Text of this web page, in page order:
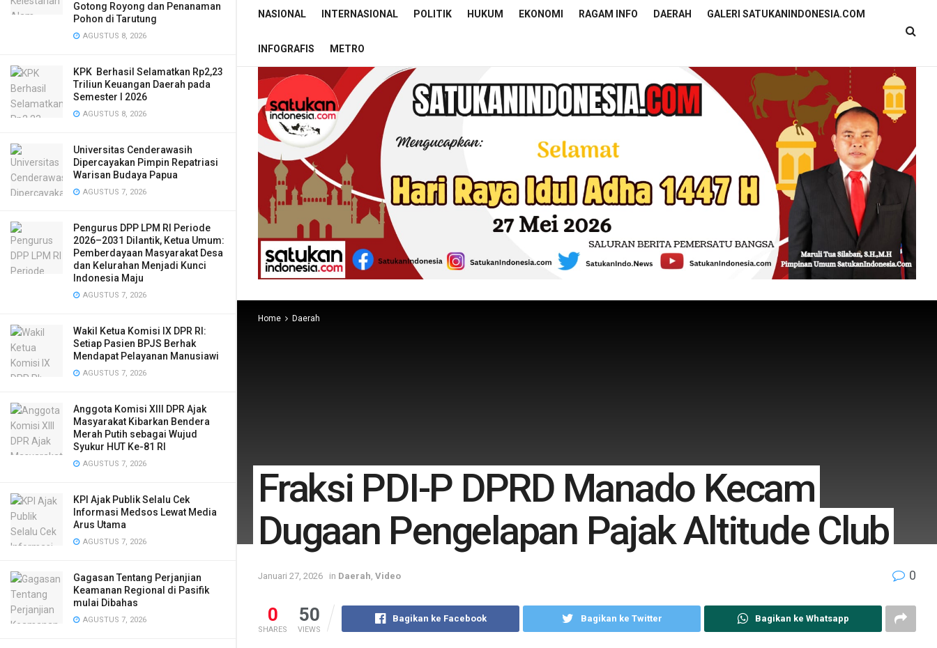
Gotong Royong dan Penanaman
Pohon di Tarutung
AGUSTUS 8, 2026
KPK Berhasil Selamatkan Rp2,23
Triliun Keuangan Daerah pada
Semester I 2026
AGUSTUS 8, 2026
Universitas Cenderawasih
Dipercayakan Pimpin Repatriasi
Warisan Budaya Papua
AGUSTUS 7, 2026
Pengurus DPP LPM RI Periode
2026–2031 Dilantik, Ketua Umum:
Pemberdayaan Masyarakat Desa
dan Kelurahan Menjadi Kunci
Indonesia Maju
AGUSTUS 7, 2026
Wakil Ketua Komisi IX DPR RI:
Setiap Pasien BPJS Berhak
Mendapat Pelayanan Manusiawi
AGUSTUS 7, 2026
Anggota Komisi XIII DPR Ajak
Masyarakat Kibarkan Bendera
Merah Putih sebagai Wujud
Syukur HUT Ke-81 RI
AGUSTUS 7, 2026
KPI Ajak Publik Selalu Cek
Informasi Medsos Lewat Media
Arus Utama
AGUSTUS 7, 2026
Gagasan Tentang Perjanjian
Keamanan Regional di Pasifik
mulai Dibahas
AGUSTUS 7, 2026
NASIONAL INTERNASIONAL POLITIK HUKUM EKONOMI RAGAM INFO DAERAH GALERI SATUKANINDONESIA.COM
INFOGRAFIS METRO
Home Daerah
Fraksi PDI-P DPRD Manado Kecam
Dugaan Pengelapan Pajak Altitude Club
Januari 27, 2026 in Daerah, Video 0
0
SHARES
50
VIEWS
Bagikan ke Facebook Bagikan ke Twitter Bagikan ke Whatsapp